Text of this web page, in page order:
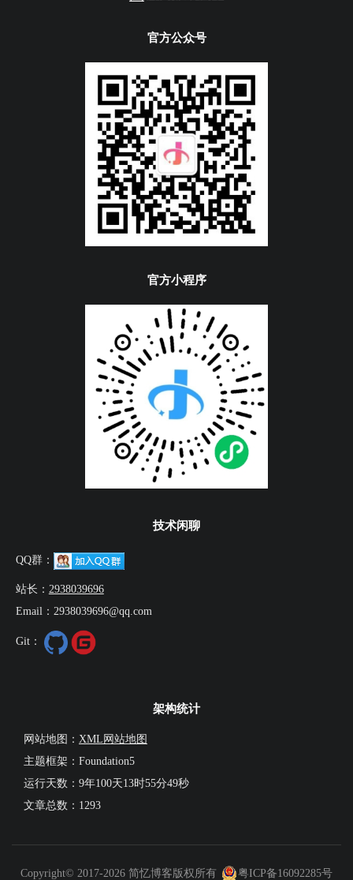
官方公众号
官方小程序
技术闲聊
QQ群：
站长： 2938039696
Email：2938039696@qq.com
Git：
架构统计
网站地图： XML网站地图
主题框架：Foundation5
运行天数： 9年100天13时55分49秒
文章总数：1293
Copyright© 2017-2026 简忆博客版权所有 粤ICP备16092285号